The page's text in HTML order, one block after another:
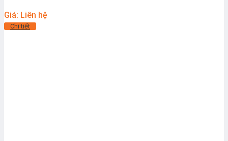
Giá: Liên hệ
Chi tiết